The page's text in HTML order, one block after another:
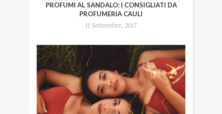
PROFUMI AL SANDALO: I CONSIGLIATI DA
PROFUMERIA CAULI
11 Settembre, 2017